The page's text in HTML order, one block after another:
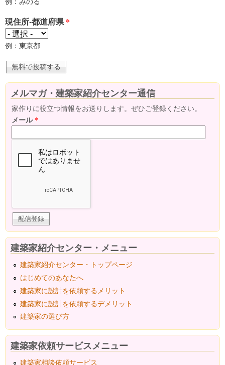
現住所-都道府県*
例：東京都
メルマガ・建築家紹介センター通信
家作りに役立つ情報をお送りします。ぜひご登録ください。
メール*
建築家紹介センター・メニュー
建築家紹介センター・トップページ
はじめてのあなたへ
建築家に設計を依頼するメリット
建築家に設計を依頼するデメリット
建築家の選び方
建築家依頼サービスメニュー
建築家相談依頼サービス